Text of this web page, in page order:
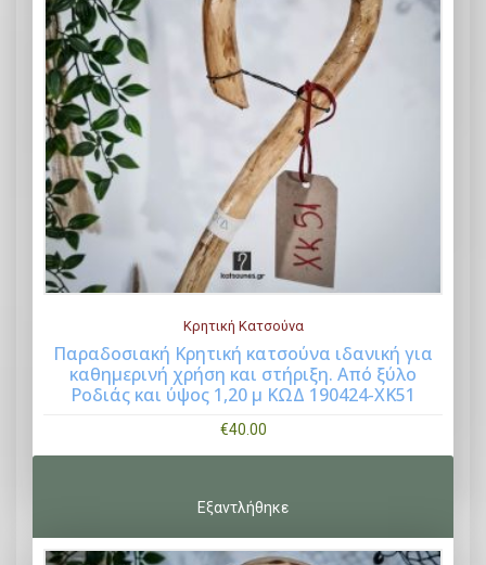
Buy Now
Κρητική Κατσούνα
Παραδοσιακή Κρητική κατσούνα ιδανική για
καθημερινή χρήση και στήριξη. Aπό ξύλο
Ροδιάς και ύψος 1,20 μ ΚΩΔ 190424-XK51
€40.00